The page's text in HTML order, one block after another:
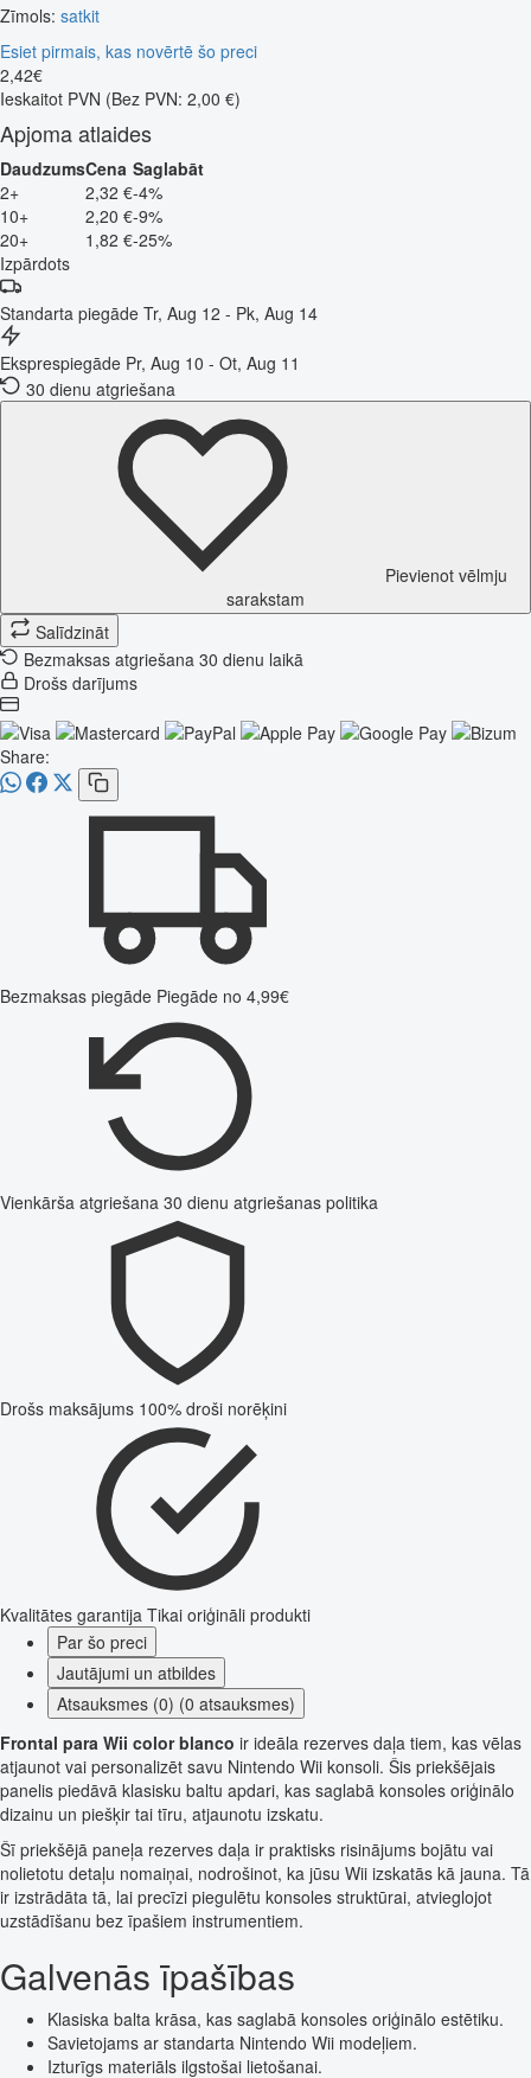
Zīmols: satkit
Esiet pirmais, kas novērtē šo preci
2,42€
Ieskaitot PVN (Bez PVN: 2,00 €)
Apjoma atlaides
DaudzumsCena Saglabāt
2+
2,32 €-4%
10+
2,20 €-9%
20+
1,82 €-25%
Izpārdots
Standarta piegāde Tr, Aug 12 - Pk, Aug 14
Eksprespiegāde Pr, Aug 10 - Ot, Aug 11
30 dienu atgriešana
Pievienot vēlmju
sarakstam
Salīdzināt
Bezmaksas atgriešana 30 dienu laikā
Drošs darījums
Share:
Bezmaksas piegāde Piegāde no 4,99€
Vienkārša atgriešana 30 dienu atgriešanas politika
Drošs maksājums 100% droši norēķini
Kvalitātes garantija Tikai oriģināli produkti
Par šo preci
Jautājumi un atbildes
Atsauksmes (0) (0 atsauksmes)
Frontal para Wii color blanco ir ideāla rezerves daļa tiem, kas vēlas
atjaunot vai personalizēt savu Nintendo Wii konsoli. Šis priekšējais
panelis piedāvā klasisku baltu apdari, kas saglabā konsoles oriģinālo
dizainu un piešķir tai tīru, atjaunotu izskatu.
Šī priekšējā paneļa rezerves daļa ir praktisks risinājums bojātu vai
nolietotu detaļu nomaiņai, nodrošinot, ka jūsu Wii izskatās kā jauna. Tā
ir izstrādāta tā, lai precīzi piegulētu konsoles struktūrai, atvieglojot
uzstādīšanu bez īpašiem instrumentiem.
Galvenās īpašības
Klasiska balta krāsa, kas saglabā konsoles oriģinālo estētiku.
Savietojams ar standarta Nintendo Wii modeļiem.
Izturīgs materiāls ilgstošai lietošanai.